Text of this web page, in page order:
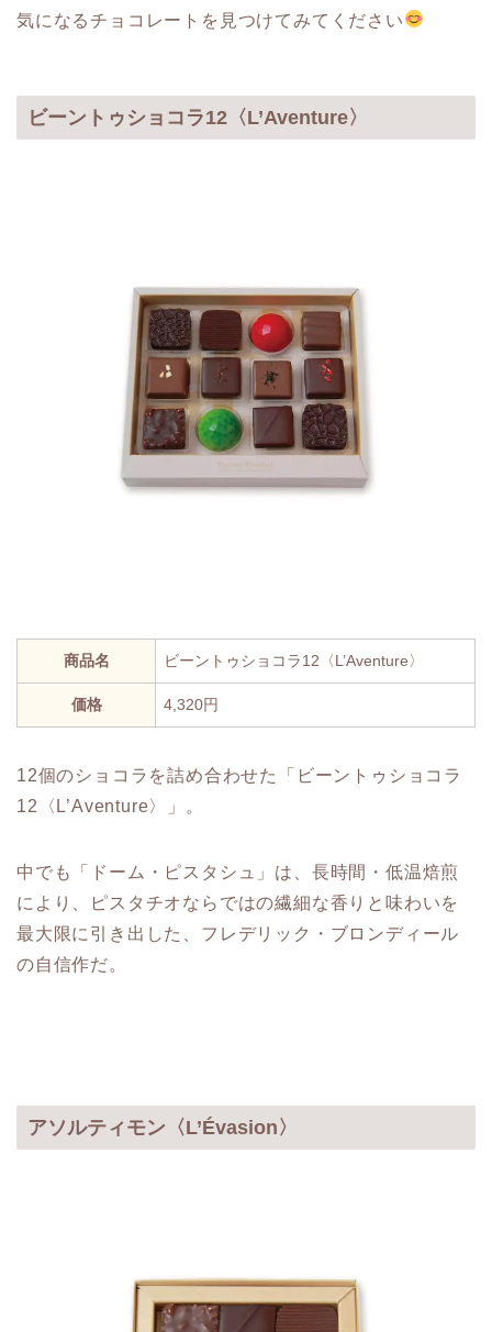
気になるチョコレートを見つけてみてください
ビーントゥショコラ12〈L’Aventure〉
商品名 ビーントゥショコラ12〈L’Aventure〉
価格 4,320円
12個のショコラを詰め合わせた「ビーントゥショコラ
12〈L’Aventure〉」。
中でも「ドーム・ピスタシュ」は、長時間・低温焙煎
により、ピスタチオならではの繊細な香りと味わいを
最大限に引き出した、フレデリック・ブロンディール
の自信作だ。
アソルティモン〈L’Évasion〉